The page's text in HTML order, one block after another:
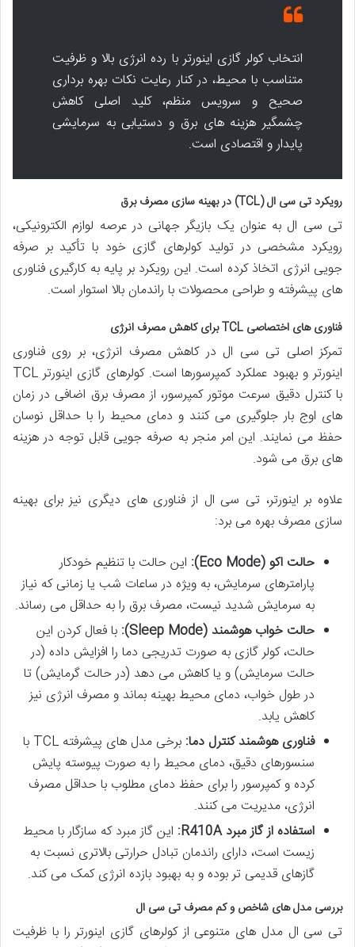
انتخاب کولر گازی اینورتر با رده انرژی بالا و ظرفیت
متناسب با محیط، در کنار رعایت نکات بهره برداری
صحیح و سرویس منظم، کلید اصلی کاهش
چشمگیر هزینه های برق و دستیابی به سرمایشی
پایدار و اقتصادی است.
رویکرد تی سی ال (TCL) در بهینه سازی مصرف برق
تی سی ال به عنوان یک بازیگر جهانی در عرصه لوازم الکترونیکی،
رویکرد مشخصی در تولید کولرهای گازی خود با تأکید بر صرفه
جویی انرژی اتخاذ کرده است. این رویکرد بر پایه به کارگیری فناوری
های پیشرفته و طراحی محصولات با راندمان بالا استوار است.
فناوری های اختصاصی TCL برای کاهش مصرف انرژی
تمرکز اصلی تی سی ال در کاهش مصرف انرژی، بر روی فناوری
اینورتر و بهبود عملکرد کمپرسورها است. کولرهای گازی اینورتر TCL
با کنترل دقیق سرعت موتور کمپرسور، از مصرف برق اضافی در زمان
های اوج بار جلوگیری می کنند و دمای محیط را با حداقل نوسان
حفظ می نمایند. این امر منجر به صرفه جویی قابل توجه در هزینه
های برق می شود.
علاوه بر اینورتر، تی سی ال از فناوری های دیگری نیز برای بهینه
سازی مصرف بهره می برد:
حالت اکو (Eco Mode):
این حالت با تنظیم خودکار
پارامترهای سرمایش، به ویژه در ساعات شب یا زمانی که نیاز
به سرمایش شدید نیست، مصرف برق را به حداقل می رساند.
حالت خواب هوشمند (Sleep Mode):
با فعال کردن این
حالت، کولر گازی به صورت تدریجی دما را افزایش داده (در
حالت سرمایش) و یا کاهش می دهد (در حالت گرمایش) تا
در طول خواب، دمای محیط بهینه بماند و مصرف انرژی نیز
کاهش یابد.
فناوری هوشمند کنترل دما:
برخی مدل های پیشرفته TCL با
سنسورهای دقیق، دمای محیط را به صورت پیوسته پایش
کرده و کمپرسور را برای حفظ دمای مطلوب با حداقل مصرف
انرژی، مدیریت می کنند.
استفاده از گاز مبرد R410A:
این گاز مبرد که سازگار با محیط
زیست است، دارای راندمان تبادل حرارتی بالاتری نسبت به
گازهای قدیمی تر بوده و به بهبود بازده انرژی کمک می کند.
بررسی مدل های شاخص و کم مصرف تی سی ال
تی سی ال مدل های متنوعی از کولرهای گازی اینورتر را با ظرفیت